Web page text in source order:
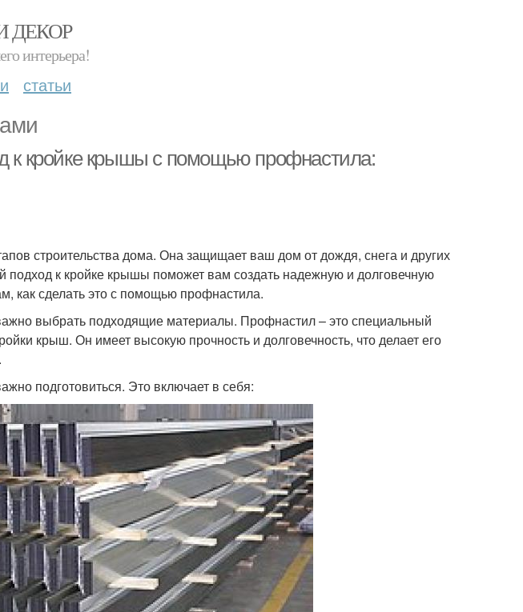
ДЕКОР
интерьера!
статьи
к кройке крышы с помощью профнастила:
строительства дома. Она защищает ваш дом от дождя, снега и других
к кройке крышы поможет вам создать надежную и долговечную
как сделать это с помощью профнастила.
выбрать подходящие материалы. Профнастил – это специальный
крыш. Он имеет высокую прочность и долговечность, что делает его
подготовиться. Это включает в себя: